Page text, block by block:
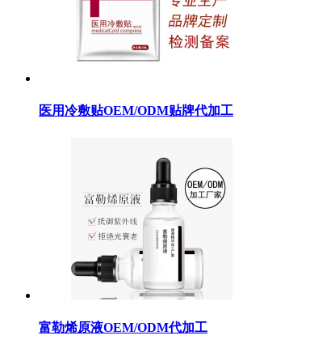
医用冷敷贴OEM/ODM贴牌代加工
富勒烯原液OEM/ODM代加工